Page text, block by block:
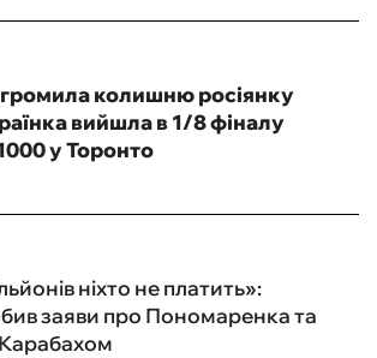
колишню росіянку
вийшла в 1/8 фіналу
у Торонто
ніхто не платить»:
заяви про Пономаренка та